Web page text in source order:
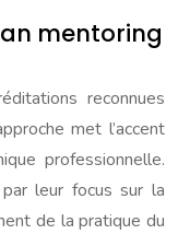
mentoring
reconnues
met l’accent
professionnelle.
leur focus sur la
de la pratique du